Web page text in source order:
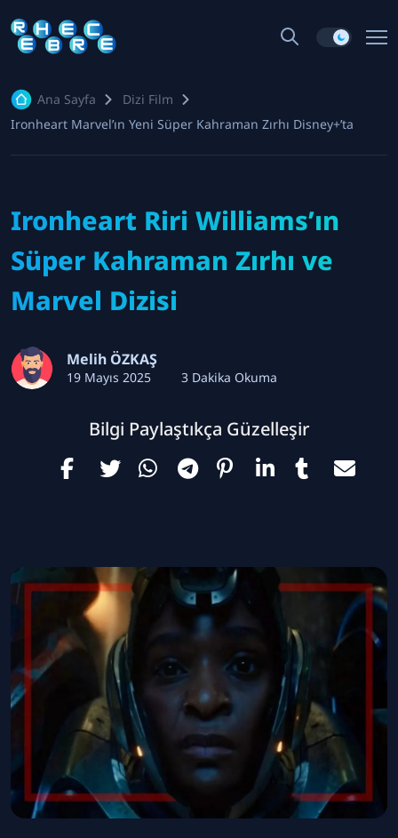
Ana Sayfa
Dizi Film
Ironheart Marvel’ın Yeni Süper Kahraman Zırhı Disney+’ta
Ironheart Riri Williams’ın
Süper Kahraman Zırhı ve
Marvel Dizisi
Melih ÖZKAŞ
19 Mayıs 2025 3 Dakika Okuma
Bilgi Paylaştıkça Güzelleşir